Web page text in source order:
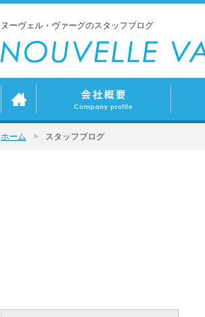
ヌーヴェル・ヴァーグのスタッフブログ
ホーム > スタッフブログ